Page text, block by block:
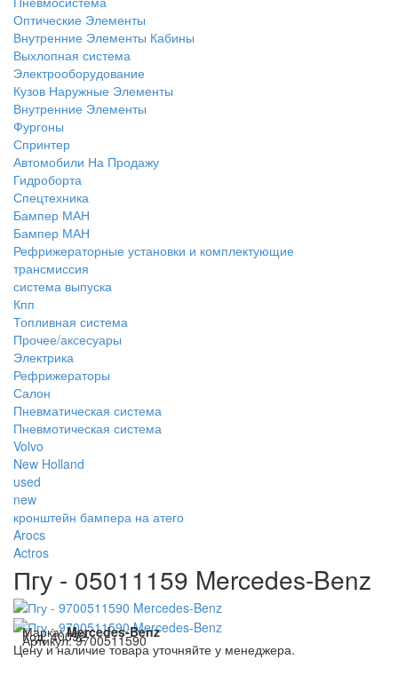
Оптические Элементы
Внутренние Элементы Кабины
Выхлопная система
Электрооборудование
Кузов Наружные Элементы
Внутренние Элементы
Фургоны
Спринтер
Автомобили На Продажу
Гидроборта
Спецтехника
Бампер МАН
Бампер МАН
Рефрижераторные установки и комплектующие
трансмиссия
система выпуска
Кпп
Топливная система
Прочее/аксесуары
Электрика
Рефрижераторы
Салон
Пневматическая система
Пневмотическая система
Volvo
New Holland
used
new
кронштейн бампера на атего
Arocs
Actros
Пгу - 05011159 Mercedes-Benz
Марка:Mercedes-Benz
Код:40092
Артикул:9700511590
Цену и наличие товара уточняйте у менеджера.